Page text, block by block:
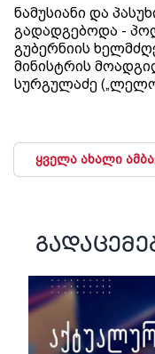
ნამუსიანი და
გადადგებოდა -
გუბერნიის
მინისტრის
სურგულაძე
ყველა ახალი